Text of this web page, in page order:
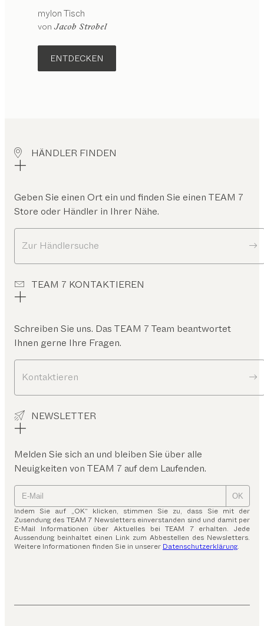
mylonTisch
von Jacob Strobel
ENTDECKEN
HÄNDLER FINDEN
Geben Sie einen Ort ein und finden Sie einen TEAM 7
Store oder Händler in Ihrer Nähe.
Zur Händlersuche
TEAM 7 KONTAKTIEREN
Schreiben Sie uns. Das TEAM 7 Team beantwortet
Ihnen gerne Ihre Fragen.
Kontaktieren
NEWSLETTER
Melden Sie sich an und bleiben Sie über alle
Neuigkeiten von TEAM 7 auf dem Laufenden.
OK
Indem Sie auf „OK“ klicken, stimmen Sie zu, dass Sie mit der
Zusendung des TEAM 7 Newsletters einverstanden sind und damit per
E-Mail Informationen über Aktuelles bei TEAM 7 erhalten. Jede
Aussendung beinhaltet einen Link zum Abbestellen des Newsletters.
Weitere Informationen finden Sie in unserer Datenschutzerklärung.